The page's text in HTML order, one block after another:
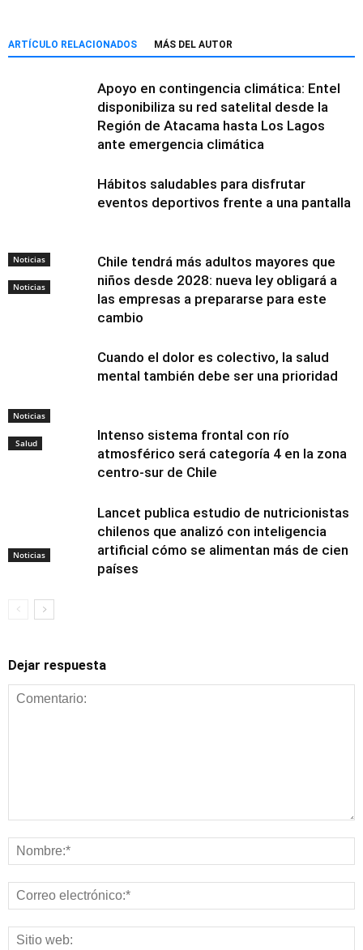
ARTÍCULO RELACIONADOS MÁS DEL AUTOR
Noticias
Apoyo en contingencia climática: Entel
disponibiliza su red satelital desde la
Región de Atacama hasta Los Lagos
ante emergencia climática
Noticias
Hábitos saludables para disfrutar
eventos deportivos frente a una pantalla
Noticias
Chile tendrá más adultos mayores que
niños desde 2028: nueva ley obligará a
las empresas a prepararse para este
cambio
Salud
Cuando el dolor es colectivo, la salud
mental también debe ser una prioridad
Noticias
Intenso sistema frontal con río
atmosférico será categoría 4 en la zona
centro-sur de Chile
Alimentación y
nutrición
Lancet publica estudio de nutricionistas
chilenos que analizó con inteligencia
artificial cómo se alimentan más de cien
países
Dejar respuesta